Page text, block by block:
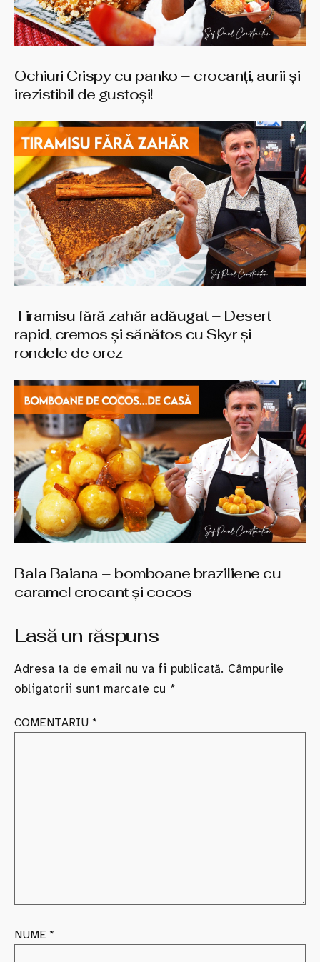
Ochiuri Crispy cu panko – crocanți, aurii și
irezistibil de gustoși!
Tiramisu fără zahăr adăugat – Desert
rapid, cremos și sănătos cu Skyr și
rondele de orez
Bala Baiana – bomboane braziliene cu
caramel crocant şi cocos
Lasă un răspuns
Adresa ta de email nu va fi publicată. Câmpurile
obligatorii sunt marcate cu *
COMENTARIU *
NUME *